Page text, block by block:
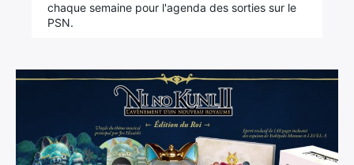
chaque semaine pour l'agenda des sorties sur le
PSN.